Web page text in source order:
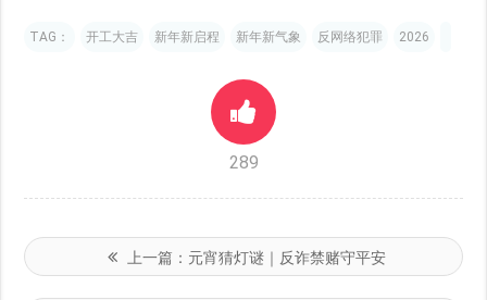
TAG： 开工大吉 新年新启程 新年新气象 反网络犯罪 2026
289
上一篇： 元宵猜灯谜｜反诈禁赌守平安